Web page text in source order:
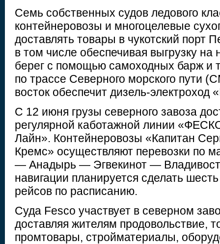
Семь собственных судов ледового
контейнеровозы и многоцелевые
доставлять товары в чукотский порт
в том числе обеспечивая выгрузку
берег с помощью самоходных барж и
по трассе Северного морского пути
восток обеспечит дизель-электроход
С 12 июня грузы северного завоза
регулярной каботажной линии
Лайн». Контейнеровозы «Капитан
Кремс» осуществляют перевозки по
— Анадырь — Эгвекинот —
навигации планируется сделать
рейсов по расписанию.
Суда Fesco участвует в северном
доставляя жителям продовольствие,
промтовары, стройматериалы,